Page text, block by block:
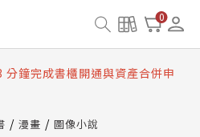
0
閱讀資產合併與書櫃開通申請
櫃開通常見問題
分鐘完成書櫃開通與資產合併申
漫畫
圖像小說